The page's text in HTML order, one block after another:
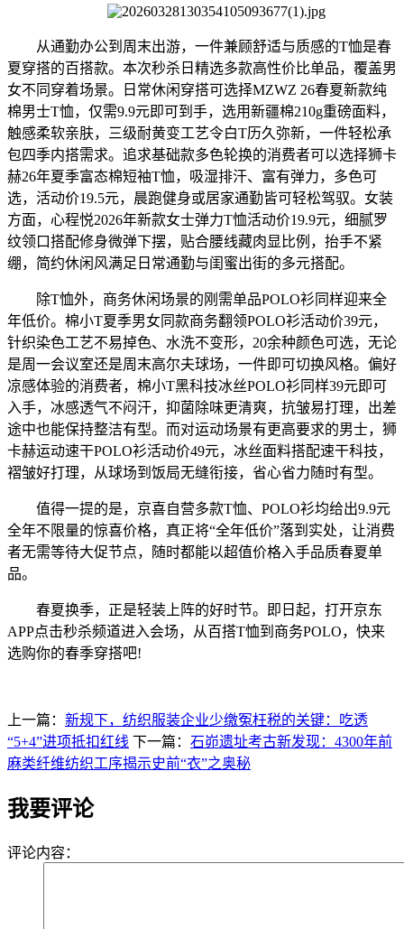
从通勤办公到周末出游，一件兼顾舒适与质感的T恤是春
夏穿搭的百搭款。本次秒杀日精选多款高性价比单品，覆盖男
女不同穿着场景。日常休闲穿搭可选择MZWZ 26春夏新款纯
棉男士T恤，仅需9.9元即可到手，选用新疆棉210g重磅面料，
触感柔软亲肤，三级耐黄变工艺令白T历久弥新，一件轻松承
包四季内搭需求。追求基础款多色轮换的消费者可以选择狮卡
赫26年夏季富态棉短袖T恤，吸湿排汗、富有弹力，多色可
选，活动价19.5元，晨跑健身或居家通勤皆可轻松驾驭。女装
方面，心程悦2026年新款女士弹力T恤活动价19.9元，细腻罗
纹领口搭配修身微弹下摆，贴合腰线藏肉显比例，抬手不紧
绷，简约休闲风满足日常通勤与闺蜜出街的多元搭配。
除T恤外，商务休闲场景的刚需单品POLO衫同样迎来全
年低价。棉小T夏季男女同款商务翻领POLO衫活动价39元，
针织染色工艺不易掉色、水洗不变形，20余种颜色可选，无论
是周一会议室还是周末高尔夫球场，一件即可切换风格。偏好
凉感体验的消费者，棉小T黑科技冰丝POLO衫同样39元即可
入手，冰感透气不闷汗，抑菌除味更清爽，抗皱易打理，出差
途中也能保持整洁有型。而对运动场景有更高要求的男士，狮
卡赫运动速干POLO衫活动价49元，冰丝面料搭配速干科技，
褶皱好打理，从球场到饭局无缝衔接，省心省力随时有型。
值得一提的是，京喜自营多款T恤、POLO衫均给出9.9元
全年不限量的惊喜价格，真正将“全年低价”落到实处，让消费
者无需等待大促节点，随时都能以超值价格入手品质春夏单
品。
春夏换季，正是轻装上阵的好时节。即日起，打开京东
APP点击秒杀频道进入会场，从百搭T恤到商务POLO，快来
选购你的春季穿搭吧!
上一篇： 新规下，纺织服装企业少缴冤枉税的关键：吃透
“5+4”进项抵扣红线 下一篇： 石峁遗址考古新发现：4300年前
麻类纤维纺织工序揭示史前“衣”之奥秘
我要评论
评论内容：